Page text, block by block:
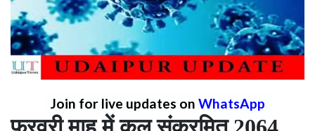
Join for live updates on WhatsApp